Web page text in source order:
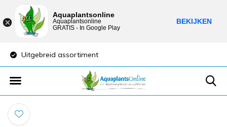
Uitgebreid assortiment
Aquaplantsonline
Aquaplantsonline
GRATIS - In Google Play
BEKIJKEN